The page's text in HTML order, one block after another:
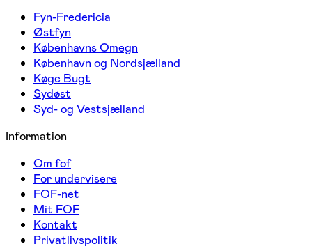
Fyn-Fredericia
Østfyn
Københavns Omegn
København og Nordsjælland
Køge Bugt
Sydøst
Syd- og Vestsjælland
Information
Om fof
For undervisere
FOF-net
Mit FOF
Kontakt
Privatlivspolitik